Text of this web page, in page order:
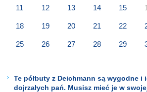
11 12 13 14 15
18 19 20 21 22
25 26 27 28 29
Te półbuty z Deichmann są wygodne i
dojrzałych pań. Musisz mieć je w